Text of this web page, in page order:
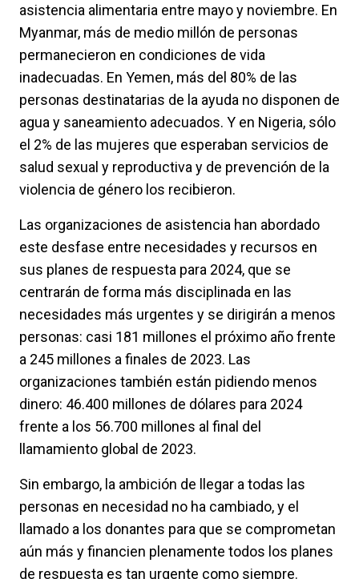
asistencia alimentaria entre mayo y noviembre. En
Myanmar, más de medio millón de personas
permanecieron en condiciones de vida
inadecuadas. En Yemen, más del 80% de las
personas destinatarias de la ayuda no disponen de
agua y saneamiento adecuados. Y en Nigeria, sólo
el 2% de las mujeres que esperaban servicios de
salud sexual y reproductiva y de prevención de la
violencia de género los recibieron.
Las organizaciones de asistencia han abordado
este desfase entre necesidades y recursos en
sus planes de respuesta para 2024, que se
centrarán de forma más disciplinada en las
necesidades más urgentes y se dirigirán a menos
personas: casi 181 millones el próximo año frente
a 245 millones a finales de 2023. Las
organizaciones también están pidiendo menos
dinero: 46.400 millones de dólares para 2024
frente a los 56.700 millones al final del
llamamiento global de 2023.
Sin embargo, la ambición de llegar a todas las
personas en necesidad no ha cambiado, y el
llamado a los donantes para que se comprometan
aún más y financien plenamente todos los planes
de respuesta es tan urgente como siempre.